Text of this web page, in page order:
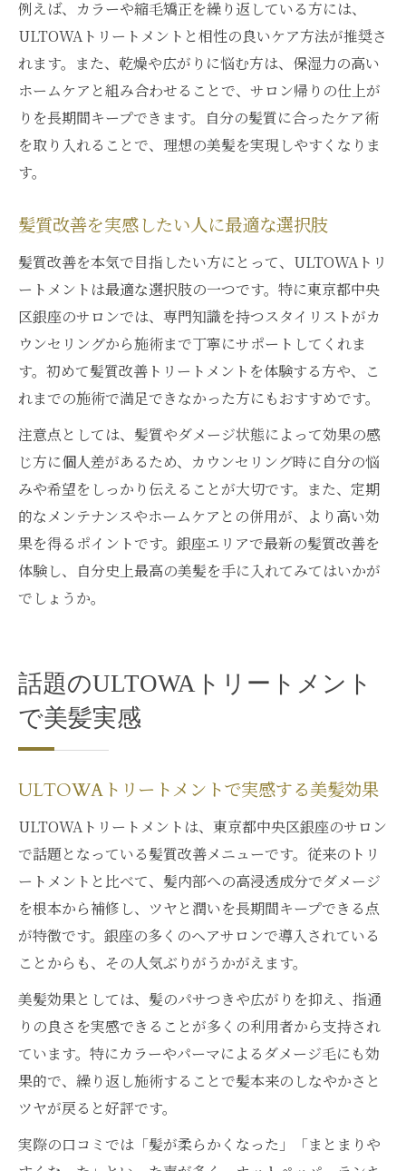
例えば、カラーや縮毛矯正を繰り返している方には、
ULTOWAトリートメントと相性の良いケア方法が推奨さ
れます。また、乾燥や広がりに悩む方は、保湿力の高い
ホームケアと組み合わせることで、サロン帰りの仕上が
りを長期間キープできます。自分の髪質に合ったケア術
を取り入れることで、理想の美髪を実現しやすくなりま
す。
髪質改善を実感したい人に最適な選択肢
髪質改善を本気で目指したい方にとって、ULTOWAトリ
ートメントは最適な選択肢の一つです。特に東京都中央
区銀座のサロンでは、専門知識を持つスタイリストがカ
ウンセリングから施術まで丁寧にサポートしてくれま
す。初めて髪質改善トリートメントを体験する方や、こ
れまでの施術で満足できなかった方にもおすすめです。
注意点としては、髪質やダメージ状態によって効果の感
じ方に個人差があるため、カウンセリング時に自分の悩
みや希望をしっかり伝えることが大切です。また、定期
的なメンテナンスやホームケアとの併用が、より高い効
果を得るポイントです。銀座エリアで最新の髪質改善を
体験し、自分史上最高の美髪を手に入れてみてはいかが
でしょうか。
話題のULTOWAトリートメント
で美髪実感
ULTOWAトリートメントで実感する美髪効果
ULTOWAトリートメントは、東京都中央区銀座のサロン
で話題となっている髪質改善メニューです。従来のトリ
ートメントと比べて、髪内部への高浸透成分でダメージ
を根本から補修し、ツヤと潤いを長期間キープできる点
が特徴です。銀座の多くのヘアサロンで導入されている
ことからも、その人気ぶりがうかがえます。
美髪効果としては、髪のパサつきや広がりを抑え、指通
りの良さを実感できることが多くの利用者から支持され
ています。特にカラーやパーマによるダメージ毛にも効
果的で、繰り返し施術することで髪本来のしなやかさと
ツヤが戻ると好評です。
実際の口コミでは「髪が柔らかくなった」「まとまりや